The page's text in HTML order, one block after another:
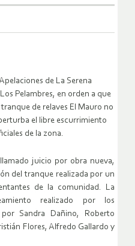
de La Serena
Pelambres, en orden a que
de relaves El Mauro no
el libre escurrimiento
de la zona.
juicio por obra nueva,
del tranque realizada por un
de la comunidad. La
realizado por los
por Sandra Dañino, Roberto
Flores, Alfredo Gallardo y